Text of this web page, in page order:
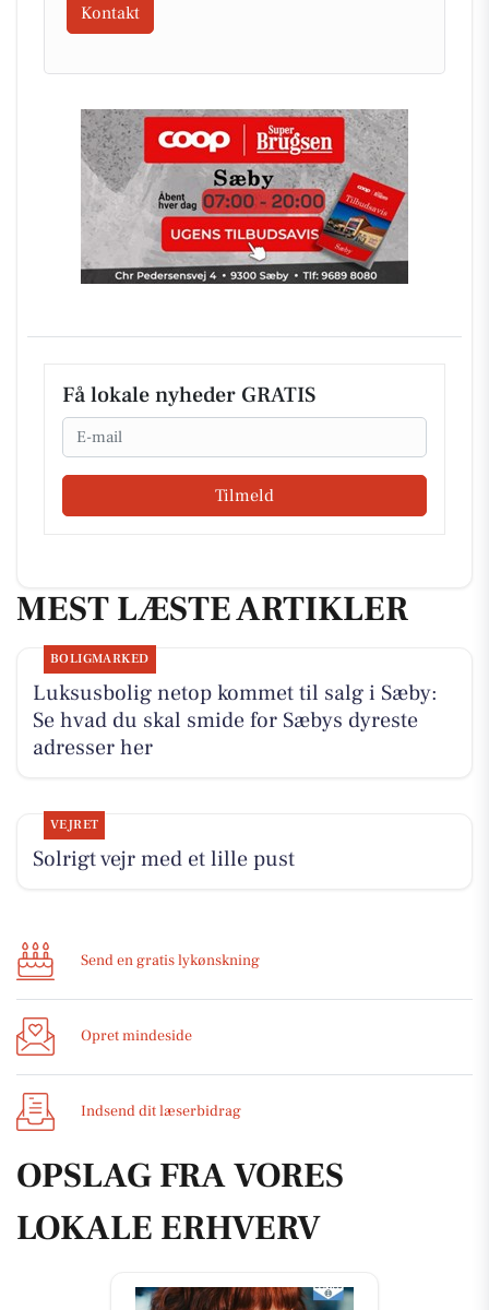
Kontakt
Få lokale nyheder GRATIS
Email
Tilmeld
MEST LÆSTE ARTIKLER
BOLIGMARKED
Luksusbolig netop kommet til salg i Sæby:
Se hvad du skal smide for Sæbys dyreste
adresser her
VEJRET
Solrigt vejr med et lille pust
Send en gratis lykønskning
Opret mindeside
Indsend dit læserbidrag
OPSLAG FRA VORES
LOKALE ERHVERV